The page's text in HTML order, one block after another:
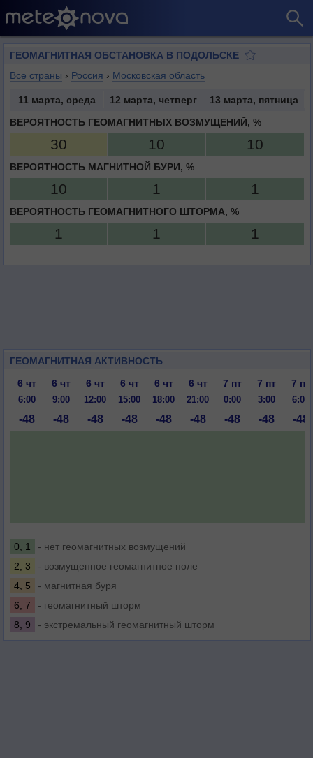
ГЕОМАГНИТНАЯ ОБСТАНОВКА В ПОДОЛЬСКЕ
Все страны › Россия › Московская область
11 марта, среда 12 марта, четверг
13 марта, пятница
ВЕРОЯТНОСТЬ ГЕОМАГНИТНЫХ ВОЗМУЩЕНИЙ, %
30 10 10
ВЕРОЯТНОСТЬ МАГНИТНОЙ БУРИ, %
10 1 1
ВЕРОЯТНОСТЬ ГЕОМАГНИТНОГО ШТОРМА, %
1 1 1
ГЕОМАГНИТНАЯ АКТИВНОСТЬ
6 чт
6 чт 6 чт 6 чт 6 чт 6 чт 7 пт 7 пт 7 пт
6:00 9:00 12:00 15:00 18:00 21:00 0:00 3:00 6:00
-48 -48 -48 -48 -48 -48 -48 -48 -48
0, 1
- нет геомагнитных возмущений
2, 3
- возмущенное геомагнитное поле
4, 5
- магнитная буря
6, 7
- геомагнитный шторм
8, 9
- экстремальный геомагнитный шторм